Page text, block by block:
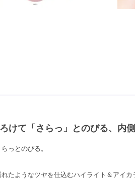
けて「さらっ」とのびる、内
っとのびる。
れたようなツヤを仕込むハイライト＆アイ